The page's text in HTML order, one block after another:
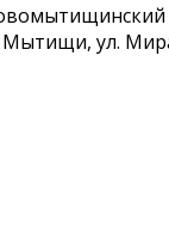
Мытищи, ул.